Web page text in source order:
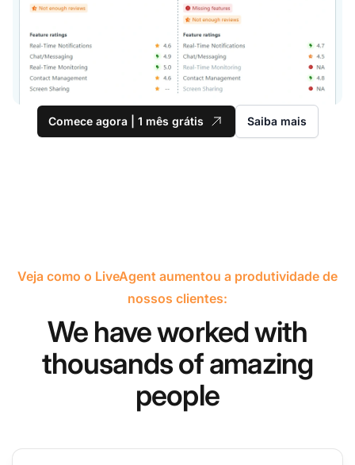
Comece agora | 1 mês grátis Saiba mais
Veja como o LiveAgent aumentou a produtividade de
nossos clientes:
We have worked with
thousands of amazing
people